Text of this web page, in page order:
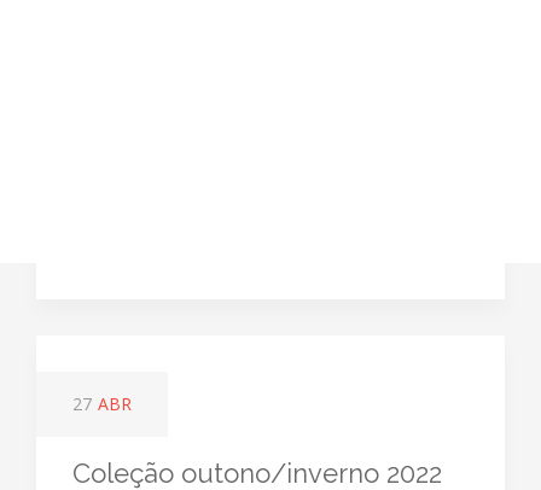
27 ABR
Coleção outono/inverno 2022